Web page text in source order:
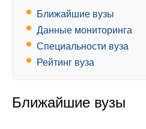
Ближайшие вузы
Данные мониторинга
Специальности вуза
Рейтинг вуза
Ближайшие вузы